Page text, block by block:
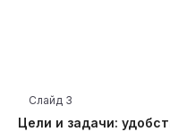
Цели и задачи:
Слайд 3